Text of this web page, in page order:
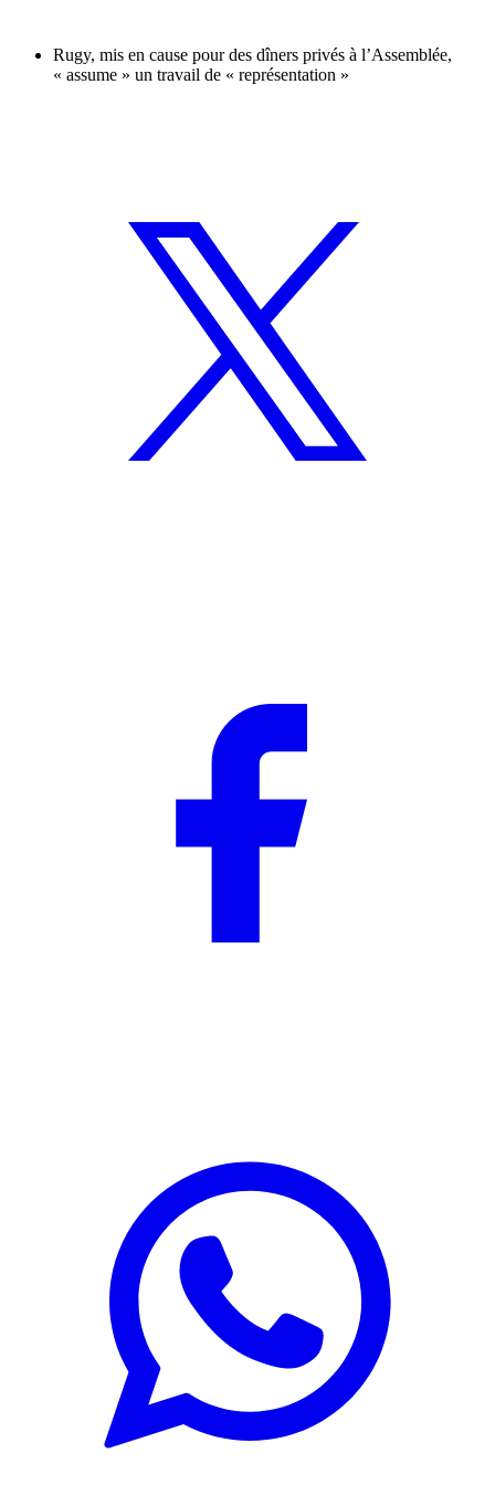
Rugy, mis en cause pour des dîners privés à l’Assemblée,
« assume » un travail de « représentation »